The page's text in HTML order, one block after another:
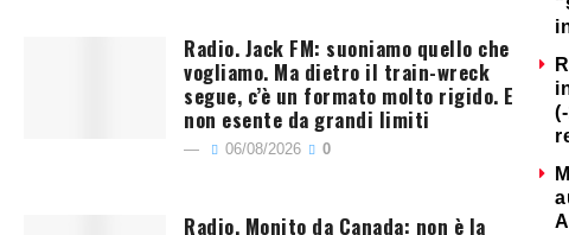
Radio. Jack FM: suoniamo quello che
vogliamo. Ma dietro il train-wreck
segue, c’è un formato molto rigido. E
non esente da grandi limiti
06/08/2026 0
Radio. Monito da Canada: non è la